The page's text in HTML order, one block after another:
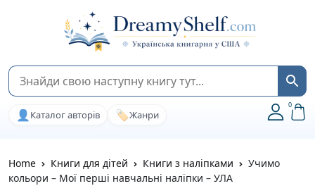
👤 Каталог авторів 🏷️Жанри
0
Home Книги для дітей Книги з наліпками
Учимо
кольори – Мої перші навчальні наліпки – УЛА